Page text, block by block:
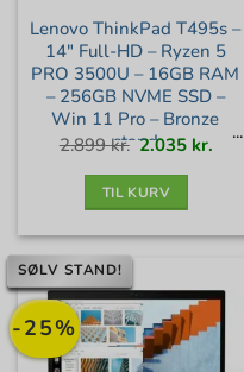
Lenovo ThinkPad T495s –
14″ Full-HD – Ryzen 5
PRO 3500U – 16GB RAM
– 256GB NVME SSD –
Win 11 Pro – Bronze
stand
2.899kr. Den
oprindelige
pris
2.035 kr. Den
TIL KURV
-25%
SØLV STAND!